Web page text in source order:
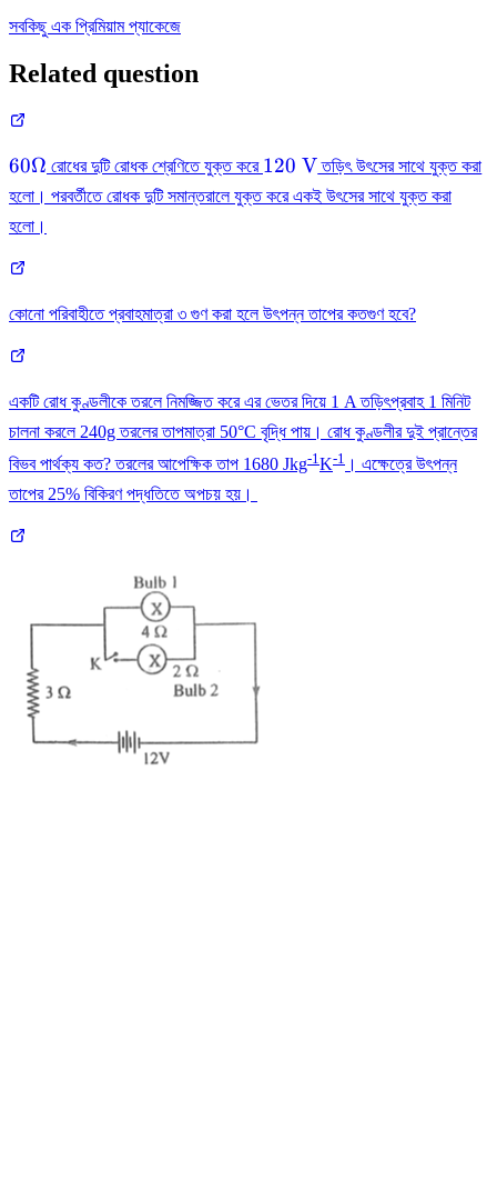
সবকিছু এক প্রিমিয়াম প্যাকেজে
Related question
60
\Omega
60Ω রোধের দুটি রোধক শ্রেণিতে যুক্ত করে 120
\mathrm{~V}
120 Vতড়িৎ উৎসের সাথে যুক্ত করা
হলো। পরবর্তীতে রোধক দুটি সমান্তরালে যুক্ত করে একই উৎসের সাথে যুক্ত করা
হলো।
কোনো পরিবাহীতে প্রবাহমাত্রা ৩ গুণ করা হলে উৎপন্ন তাপের কতগুণ হবে?
একটি রোধ কুণ্ডলীকে তরলে নিমজ্জিত করে এর ভেতর দিয়ে 1 A তড়িৎপ্রবাহ 1 মিনিট
চালনা করলে 240g তরলের তাপমাত্রা 50°C বৃদ্ধি পায়। রোধ কুণ্ডলীর দুই প্রান্তের
বিভব পার্থক্য কত? তরলের আপেক্ষিক তাপ 1680 Jkg-1K-1 । এক্ষেত্রে উৎপন্ন
তাপের 25% বিকিরণ পদ্ধতিতে অপচয় হয়।